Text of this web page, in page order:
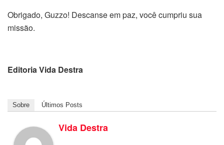
Obrigado, Guzzo! Descanse em paz, você cumpriu sua
missão.
Editoria Vida Destra
Sobre Últimos Posts
Vida Destra